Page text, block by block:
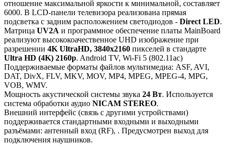
отношение максимальной яркости к минимальной, составляет
6000. В LCD-панели телевизора реализована прямая
подсветка с задним расположением светодиодов - Direct LED.
Матрица UV2A и программное обеспечение платы MainBoard
реализуют высококоачественное UHD изображение при
разрешении 4K UltraHD, 3840x2160 пикселей в стандарте
Ultra HD (4K) 2160p. Android TV, Wi-Fi 5 (802.11ac)
Поддерживаемые форматы файлов мультимедиа: ASF, AVI,
DAT, DivX, FLV, MKV, MOV, MP4, MPEG, MPEG-4, MPG,
VOB, WMV.
Мощность акустической системы звука 24 Вт. Используется
система обработки аудио NICAM STEREO.
Внешний интерфейс (связь с другими устройствами)
поддерживается стандартными входными и выходными
разъёмами: антенный вход (RF), . Предусмотрен выход для
подключения наушников.